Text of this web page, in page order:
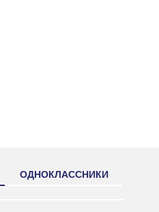
ОДНОКЛАССНИКИ